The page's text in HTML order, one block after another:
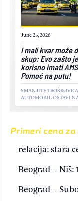
June 25, 2026
I mali kvar može
skup: Evo zašto je
korisno imati
Pomoć na putu!
SMANJITE TROŠKOVE
AUTOMOBIL OSTAVI
Primeri cena
relacija: stara
Beograd – Niš:
Beograd –